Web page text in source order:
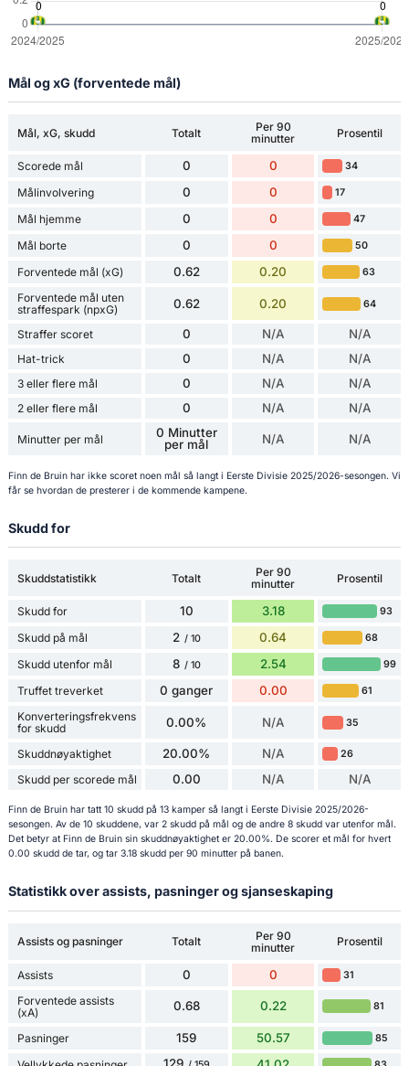
Mål og xG (forventede mål)
Mål, xG, skudd Totalt
Per 90
minutter
Prosentil
Scorede mål 0 0 34
Målinvolvering 0 0 17
Mål hjemme 0 0 47
Mål borte 0 0 50
Forventede mål (xG) 0.62 0.20 63
Forventede mål uten
straffespark (npxG)
0.62 0.20 64
Straffer scoret 0 N/A N/A
Hat-trick 0 N/A N/A
3 eller flere mål 0 N/A N/A
2 eller flere mål 0 N/A N/A
Minutter per mål
0 Minutter
per mål
N/A N/A
Finn de Bruin har ikke scoret noen mål så langt i Eerste Divisie 2025/2026-sesongen. Vi
får se hvordan de presterer i de kommende kampene.
Skudd for
Skuddstatistikk Totalt
Per 90
minutter
Prosentil
Skudd for 10 3.18 93
Skudd på mål 2 / 10 0.64 68
Skudd utenfor mål 8 / 10 2.54 99
Truffet treverket 0 ganger 0.00 61
Konverteringsfrekvens
for skudd
0.00% N/A 35
Skuddnøyaktighet 20.00% N/A 26
Skudd per scorede mål 0.00 N/A N/A
Finn de Bruin har tatt 10 skudd på 13 kamper så langt i Eerste Divisie 2025/2026-
sesongen. Av de 10 skuddene, var 2 skudd på mål og de andre 8 skudd var utenfor mål.
Det betyr at Finn de Bruin sin skuddnøyaktighet er 20.00%. De scorer et mål for hvert
0.00 skudd de tar, og tar 3.18 skudd per 90 minutter på banen.
Statistikk over assists, pasninger og sjanseskaping
Assists og pasninger Totalt
Per 90
minutter
Prosentil
Assists 0 0 31
Forventede assists
(xA)
0.68 0.22 81
Pasninger 159 50.57 85